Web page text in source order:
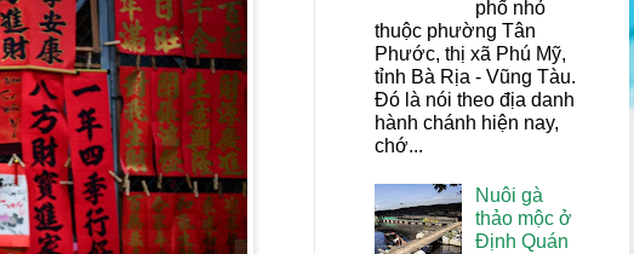
phố nhỏ
thuộc phường Tân
Phước, thị xã Phú Mỹ,
tỉnh Bà Rịa - Vũng Tàu.
Đó là nói theo địa danh
hành chánh hiện nay,
chớ...
Nuôi gà
thảo mộc ở
Định Quán